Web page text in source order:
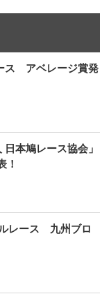
ス アベレージ賞発
本鳩レース協会」
！
レース 九州ブロ